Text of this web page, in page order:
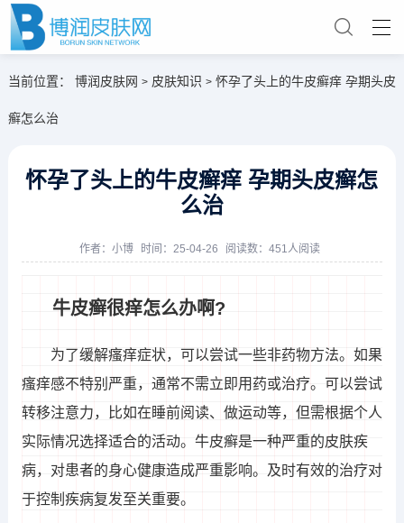
当前位置： 博润皮肤网 > 皮肤知识 > 怀孕了头上的牛皮癣痒 孕期头皮
癣怎么治
怀孕了头上的牛皮癣痒 孕期头皮癣怎
么治
作者： 小博 时间：25-04-26 阅读数：451人阅读
牛皮癣很痒怎么办啊?
为了缓解瘙痒症状，可以尝试一些非药物方法。如果
瘙痒感不特别严重，通常不需立即用药或治疗。可以尝试
转移注意力，比如在睡前阅读、做运动等，但需根据个人
实际情况选择适合的活动。牛皮癣是一种严重的皮肤疾
病，对患者的身心健康造成严重影响。及时有效的治疗对
于控制疾病复发至关重要。